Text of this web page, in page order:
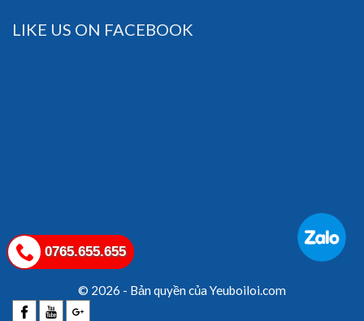
LIKE US ON FACEBOOK
© 2026 - Bản quyền của Yeuboiloi.com
0765.655.655